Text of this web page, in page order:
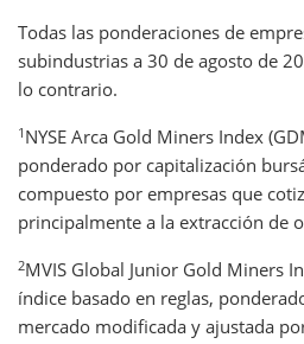
Todas las ponderaciones de
subindustrias a 30 de agosto de
lo contrario.
1 NYSE Arca Gold Miners Index
ponderado por capitalización
compuesto por empresas que
principalmente a la extracción de
2MVIS Global Junior Gold Miners
índice basado en reglas,
mercado modificada y ajustada